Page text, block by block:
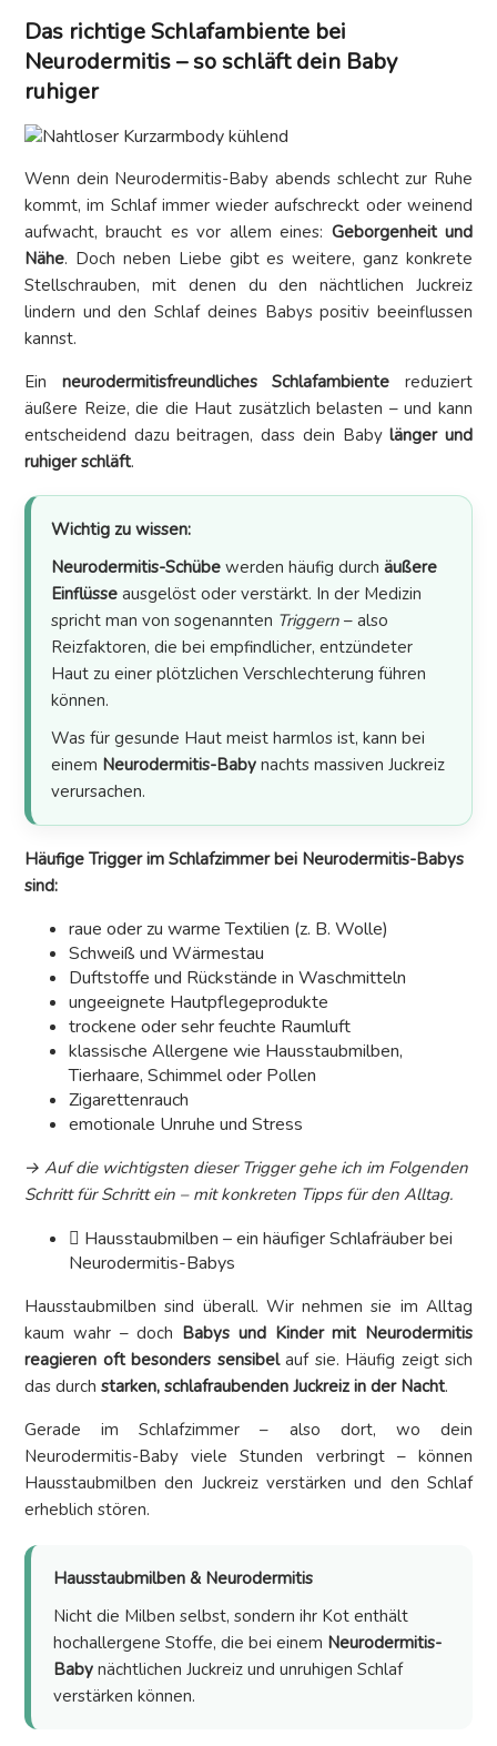
Das richtige Schlafambiente bei
Neurodermitis – so schläft dein Baby
ruhiger
Wenn dein Neurodermitis-Baby abends schlecht zur Ruhe
kommt, im Schlaf immer wieder aufschreckt oder weinend
aufwacht, braucht es vor allem eines: Geborgenheit und
Nähe. Doch neben Liebe gibt es weitere, ganz konkrete
Stellschrauben, mit denen du den nächtlichen Juckreiz
lindern und den Schlaf deines Babys positiv beeinflussen
kannst.
Ein neurodermitisfreundliches Schlafambiente reduziert
äußere Reize, die die Haut zusätzlich belasten – und kann
entscheidend dazu beitragen, dass dein Babylänger und
ruhiger schläft.
Wichtig zu wissen:
Neurodermitis-Schübe werden häufig durch äußere
Einflüsse ausgelöst oder verstärkt. In der Medizin
spricht man von sogenannten Triggern – also
Reizfaktoren, die bei empfindlicher, entzündeter
Haut zu einer plötzlichen Verschlechterung führen
können.
Was für gesunde Haut meist harmlos ist, kann bei
einem Neurodermitis-Baby nachts massiven Juckreiz
verursachen.
Häufige Trigger im Schlafzimmer bei Neurodermitis-Babys
sind:
raue oder zu warme Textilien (z. B. Wolle)
Schweiß und Wärmestau
Duftstoffe und Rückstände in Waschmitteln
ungeeignete Hautpflegeprodukte
trockene oder sehr feuchte Raumluft
klassische Allergene wie Hausstaubmilben,
Tierhaare, Schimmel oder Pollen
Zigarettenrauch
emotionale Unruhe und Stress
‭→ Auf die wichtigsten dieser Trigger gehe ich im Folgenden
Schritt für Schritt ein – mit konkreten Tipps für den Alltag.
Hausstaubmilben – ein häufiger Schlafräuber bei
Neurodermitis-Babys
Hausstaubmilben sind überall. Wir nehmen sie im Alltag
kaum wahr – doch Babys und Kinder mit Neurodermitis
reagieren oft besonders sensibelauf sie. Häufig zeigt sich
das durch starken, schlafraubenden Juckreiz in der Nacht.
Gerade im Schlafzimmer – also dort, wo dein
Neurodermitis-Baby viele Stunden verbringt – können
Hausstaubmilben den Juckreiz verstärken und den Schlaf
erheblich stören.
Hausstaubmilben & Neurodermitis
Nicht die Milben selbst, sondern ihr Kot enthält
hochallergene Stoffe, die bei einem Neurodermitis-
Baby nächtlichen Juckreiz und unruhigen Schlaf
verstärken können.